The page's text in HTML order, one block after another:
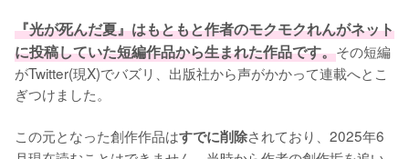
『光が死んだ夏』はもともと作者のモクモクれんがネット
に投稿していた短編作品から生まれた作品です。その短編
がTwitter(現X)でバズリ、出版社から声がかかって連載へとこ
ぎつけました。
この元となった創作作品はすでに削除されており、2025年6